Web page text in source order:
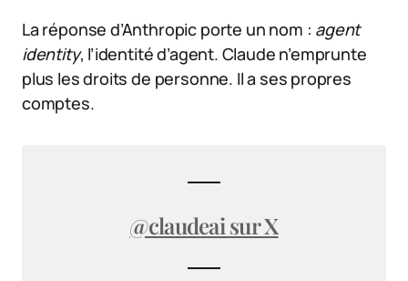
La réponse d’Anthropic porte un nom : agent
identity, l’identité d’agent. Claude n’emprunte
plus les droits de personne. Il a ses propres
comptes.
@claudeai sur X